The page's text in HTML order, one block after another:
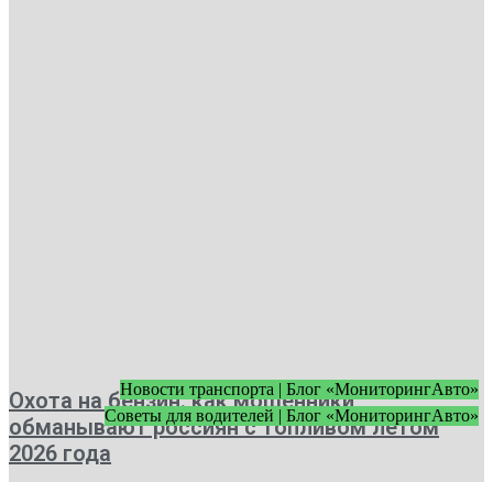
Новости транспорта | Блог «МониторингАвто»
Советы для водителей | Блог «МониторингАвто»
Охота на бензин: как мошенники
обманывают россиян с топливом летом
2026 года